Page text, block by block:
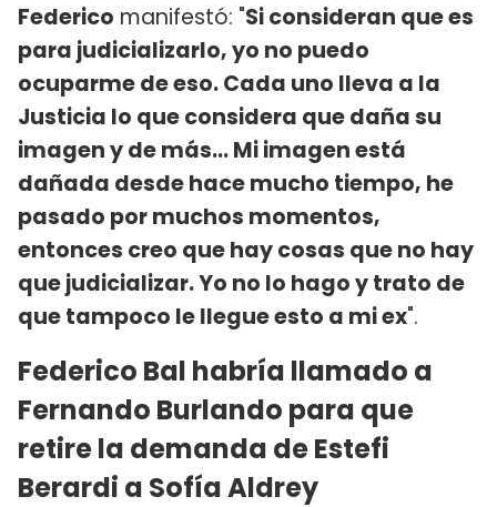
Federico manifestó: "Si consideran que es
para judicializarlo, yo no puedo
ocuparme de eso. Cada uno lleva a la
Justicia lo que considera que daña su
imagen y de más... Mi imagen está
dañada desde hace mucho tiempo, he
pasado por muchos momentos,
entonces creo que hay cosas que no hay
que judicializar. Yo no lo hago y trato de
que tampoco le llegue esto a mi ex".
Federico Bal habría llamado a
Fernando Burlando para que
retire la demanda de Estefi
Berardi a Sofía Aldrey